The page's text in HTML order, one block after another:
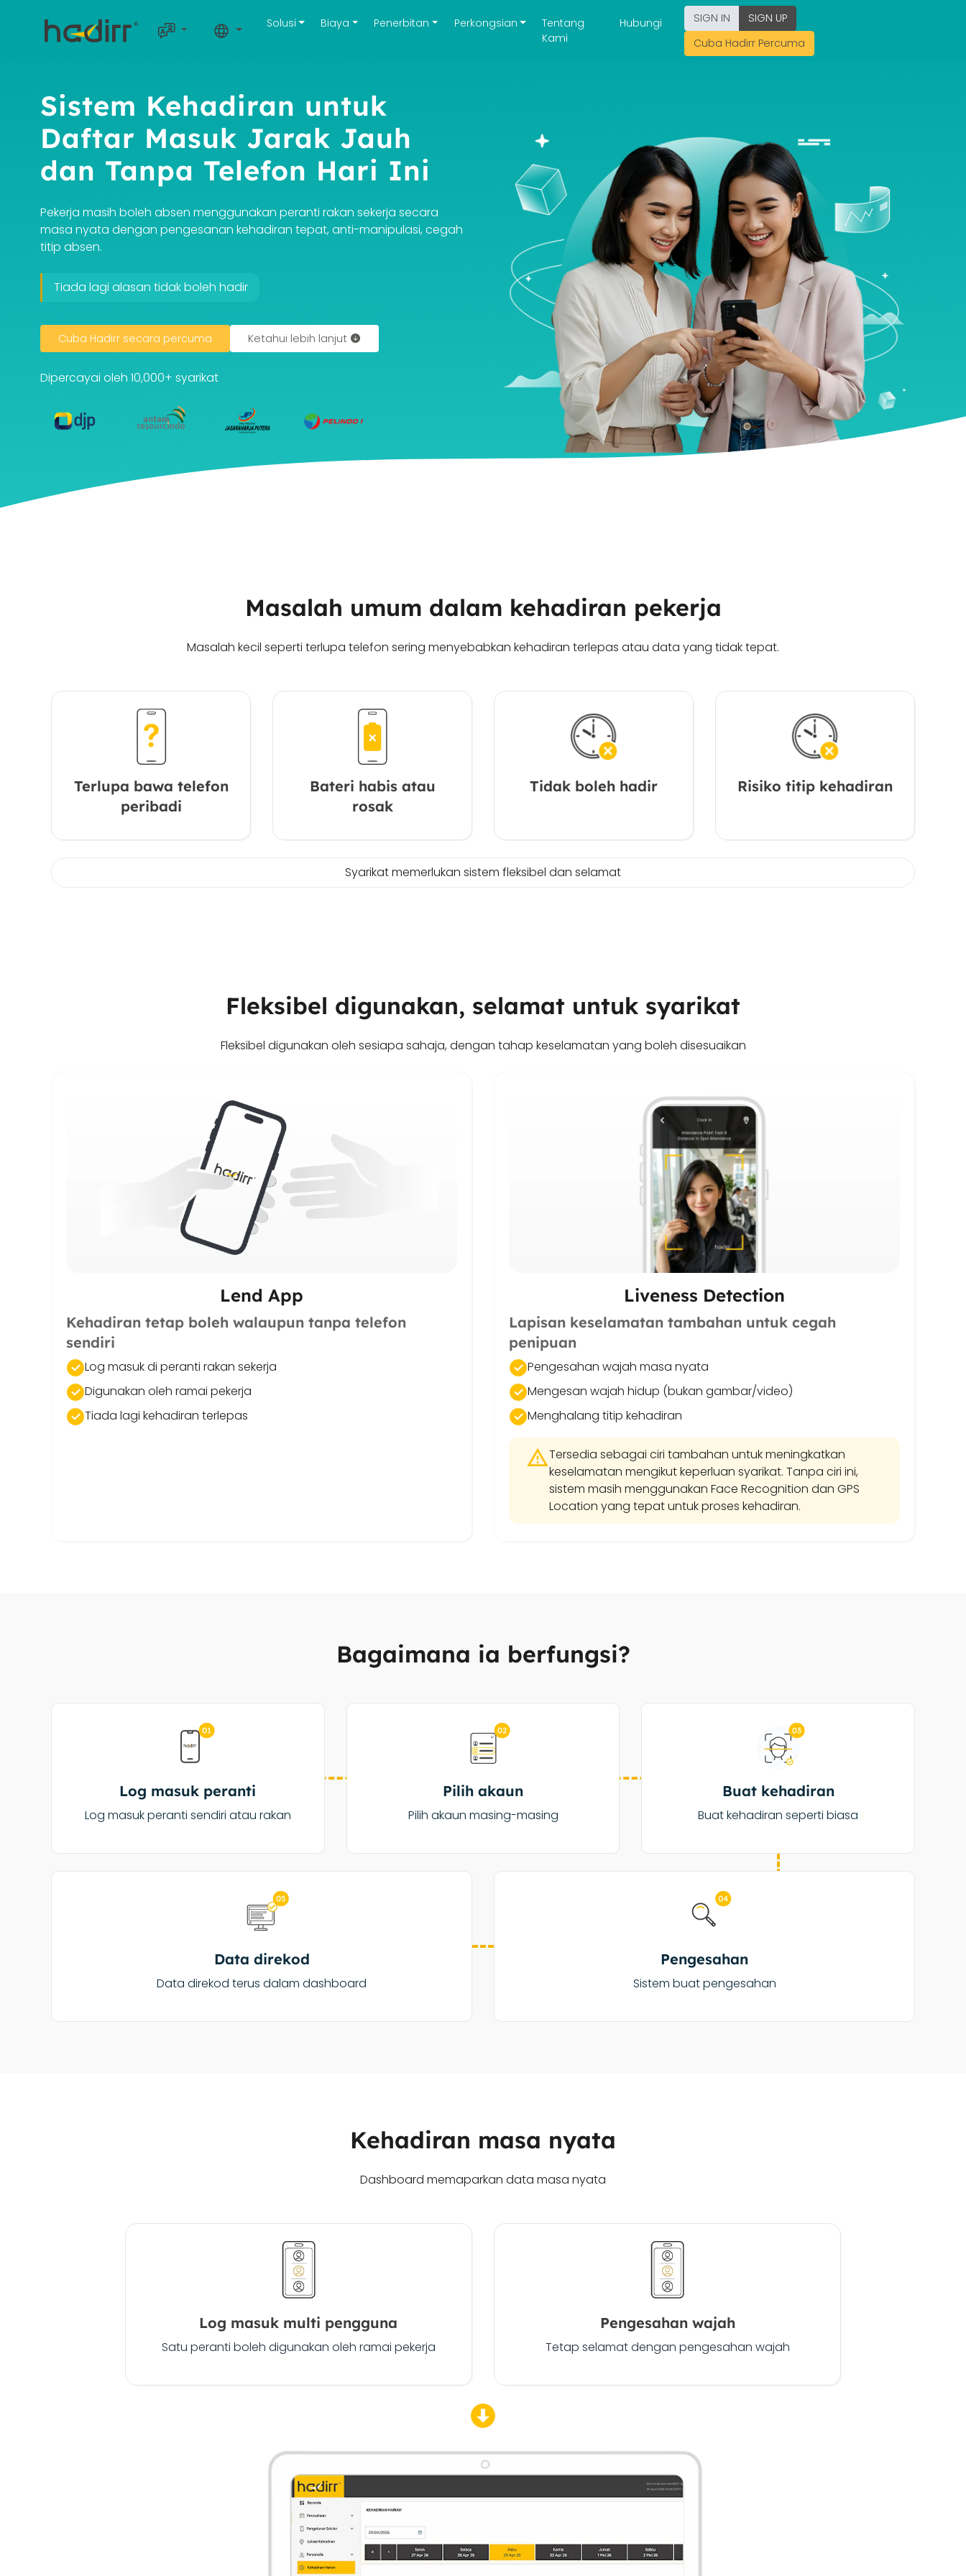
Solusi Biaya Penerbitan Perkongsian
Tentang
Kami
Hubungi SIGN IN
SIGN UP
Cuba Hadirr Percuma
Sistem Kehadiran untuk
Daftar Masuk Jarak Jauh
dan Tanpa Telefon Hari Ini
Pekerja masih boleh absen menggunakan peranti rakan sekerja secara
masa nyata dengan pengesanan kehadiran tepat, anti-manipulasi, cegah
titip absen.
Tiada lagi alasan tidak boleh hadir
Cuba Hadirr secara percuma Ketahui lebih lanjut
Dipercayai oleh 10,000+ syarikat
Masalah umum dalam kehadiran pekerja
Masalah kecil seperti terlupa telefon sering menyebabkan kehadiran terlepas atau data yang tidak tepat.
Terlupa bawa telefon
peribadi
Bateri habis atau
rosak
Tidak boleh hadir Risiko titip kehadiran
Syarikat memerlukan sistem fleksibel dan selamat
Fleksibel digunakan, selamat untuk syarikat
Fleksibel digunakan oleh sesiapa sahaja, dengan tahap keselamatan yang boleh disesuaikan
Lend App
Kehadiran tetap boleh walaupun tanpa telefon
sendiri
Log masuk di peranti rakan sekerja
Digunakan oleh ramai pekerja
Tiada lagi kehadiran terlepas
Liveness Detection
Lapisan keselamatan tambahan untuk cegah
penipuan
Pengesahan wajah masa nyata
Mengesan wajah hidup (bukan gambar/video)
Menghalang titip kehadiran
Tersedia sebagai ciri tambahan untuk meningkatkan
keselamatan mengikut keperluan syarikat. Tanpa ciri ini,
sistem masih menggunakan Face Recognition dan GPS
Location yang tepat untuk proses kehadiran.
Bagaimana ia berfungsi?
Log masuk peranti
Log masuk peranti sendiri atau rakan
Pilih akaun
Pilih akaun masing-masing
Buat kehadiran
Buat kehadiran seperti biasa
Data direkod
Data direkod terus dalam dashboard
Pengesahan
Sistem buat pengesahan
Kehadiran masa nyata
Dashboard memaparkan data masa nyata
Log masuk multi pengguna
Satu peranti boleh digunakan oleh ramai pekerja
Pengesahan wajah
Tetap selamat dengan pengesahan wajah